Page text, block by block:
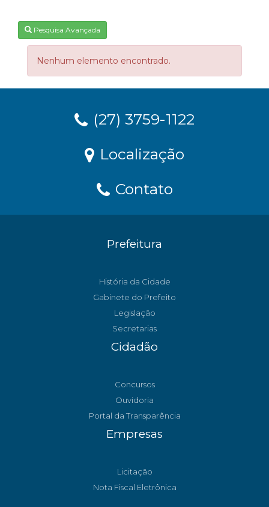
Pesquisa Avançada
Nenhum elemento encontrado.
(27) 3759-1122
Localização
Contato
Prefeitura
História da Cidade
Gabinete do Prefeito
Legislação
Secretarias
Cidadão
Concursos
Ouvidoria
Portal da Transparência
Empresas
Licitação
Nota Fiscal Eletrônica